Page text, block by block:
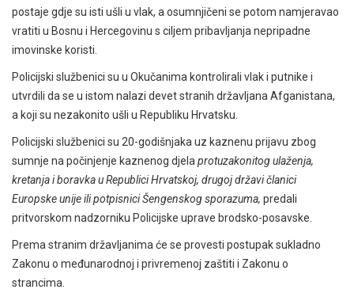
postaje gdje su isti ušli u vlak, a osumnjičeni se potom namjeravao
vratiti u Bosnu i Hercegovinu s ciljem pribavljanja nepripadne
imovinske koristi.
Policijski službenici su u Okučanima kontrolirali vlak i putnike i
utvrdili da se u istom nalazi devet stranih državljana Afganistana,
a koji su nezakonito ušli u Republiku Hrvatsku.
Policijski službenici su 20-godišnjaka uz kaznenu prijavu zbog
sumnje na počinjenje kaznenog djela protuzakonitog ulaženja,
kretanja i boravka u Republici Hrvatskoj, drugoj državi članici
Europske unije ili potpisnici Šengenskog sporazuma, predali
pritvorskom nadzorniku Policijske uprave brodsko-posavske.
Prema stranim državljanima će se provesti postupak sukladno
Zakonu o međunarodnoj i privremenoj zaštiti i Zakonu o
strancima.